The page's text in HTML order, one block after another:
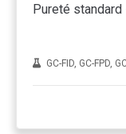
Pureté standard
GC-FID, GC-FPD,